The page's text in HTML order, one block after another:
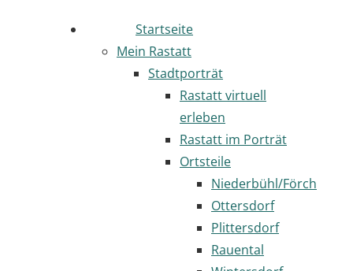
Startseite
Mein Rastatt
Stadtporträt
Rastatt virtuell
erleben
Rastatt im Porträt
Ortsteile
Niederbühl/Förch
Ottersdorf
Plittersdorf
Rauental